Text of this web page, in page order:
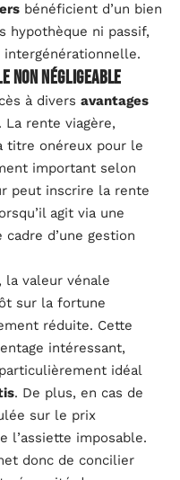
bénéficient d’un bien
hypothèque ni passif,
non négligeable
à divers avantages
rente viagère,
titre onéreux pour le
important selon
peut inscrire la rente
agit via une
d’une gestion
la valeur vénale
sur la fortune
réduite. Cette
intéressant,
idéal
. De plus, en cas de
sur le prix
l’assiette imposable.
donc de concilier